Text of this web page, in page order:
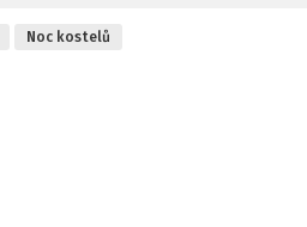
Noc kostelů